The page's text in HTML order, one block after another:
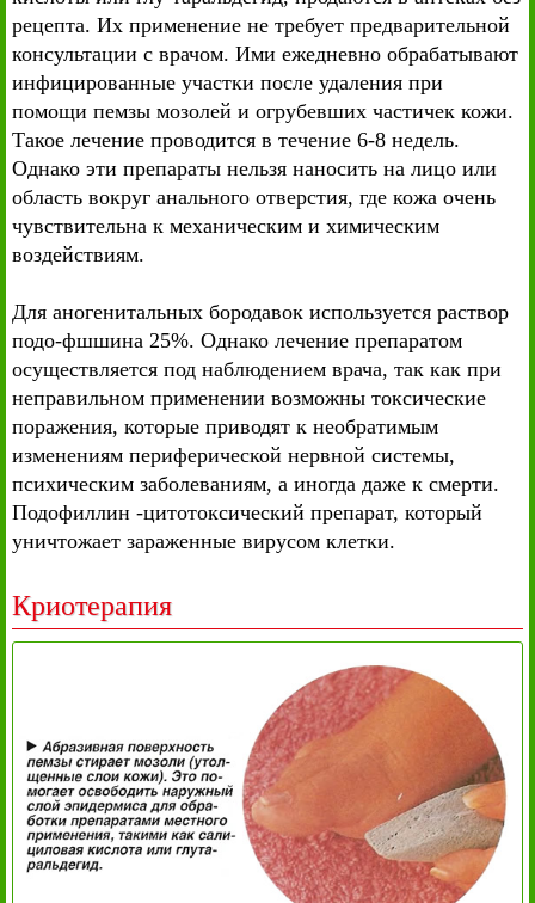
рецепта. Их применение не требует предварительной
консультации с врачом. Ими ежедневно обрабатывают
инфицированные участки после удаления при
помощи пемзы мозолей и огрубевших частичек кожи.
Такое лечение проводится в течение 6-8 недель.
Однако эти препараты нельзя наносить на лицо или
область вокруг анального отверстия, где кожа очень
чувствительна к механическим и химическим
воздействиям.
Для аногенитальных бородавок используется раствор
подо-фшшина 25%. Однако лечение препаратом
осуществляется под наблюдением врача, так как при
неправильном применении возможны токсические
поражения, которые приводят к необратимым
изменениям периферической нервной системы,
психическим заболеваниям, а иногда даже к смерти.
Подофиллин -цитотоксический препарат, который
уничтожает зараженные вирусом клетки.
Криотерапия